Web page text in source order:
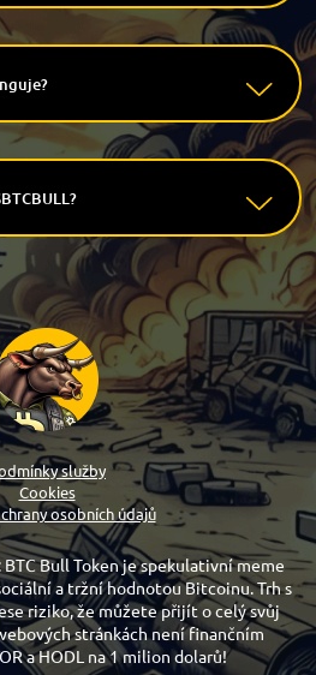
služby
Cookies
osobních údajů
Bull Token je spekulativní meme
a tržní hodnotou Bitcoinu. Trh s
riziko, že můžete přijít o celý svůj
stránkách není finančním
a HODL na 1 milion dolarů!